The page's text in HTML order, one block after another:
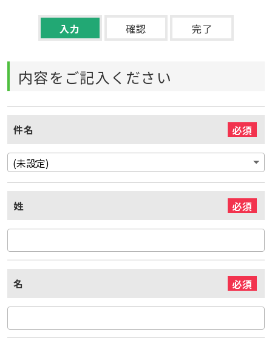
入力 確認 完了
内容をご記入ください
件名 必須
姓 必須
名 必須